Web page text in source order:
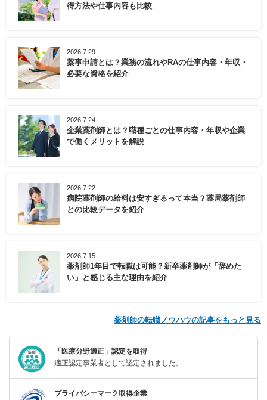
得方法や仕事内容も比較
2026.7.29
薬事申請とは？業務の流れやRAの仕事内容・年収・
必要な資格を紹介
2026.7.24
企業薬剤師とは？職種ごとの仕事内容・年収や企業
で働くメリットを解説
2026.7.22
病院薬剤師の給料は安すぎるって本当？薬局薬剤師
との比較データを紹介
2026.7.15
薬剤師1年目で転職は可能？新卒薬剤師が「辞めた
い」と感じる主な理由を紹介
薬剤師の転職ノウハウの記事をもっと見る
「医療分野適正」認定を取得
適正認定事業者として認定されました。
プライバシーマーク取得企業